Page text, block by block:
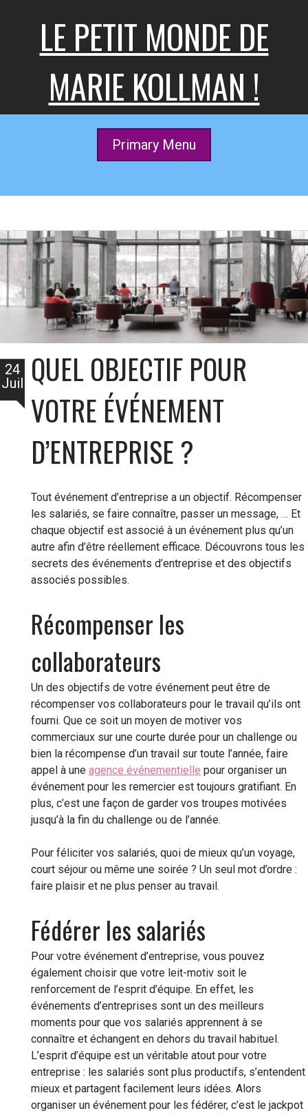
LE PETIT MONDE DE
MARIE KOLLMAN !
Primary Menu
24
Juil QUEL OBJECTIF POUR
VOTRE ÉVÉNEMENT
D’ENTREPRISE ?
Tout événement d’entreprise a un objectif. Récompenser
les salariés, se faire connaître, passer un message, … Et
chaque objectif est associé à un événement plus qu’un
autre afin d’être réellement efficace. Découvrons tous les
secrets des événements d’entreprise et des objectifs
associés possibles.
Récompenser les
collaborateurs
Un des objectifs de votre événement peut être de
récompenser vos collaborateurs pour le travail qu’ils ont
fourni. Que ce soit un moyen de motiver vos
commerciaux sur une courte durée pour un challenge ou
bien la récompense d’un travail sur toute l’année, faire
appel à une agence événementielle pour organiser un
événement pour les remercier est toujours gratifiant. En
plus, c’est une façon de garder vos troupes motivées
jusqu’à la fin du challenge ou de l’année.
Pour féliciter vos salariés, quoi de mieux qu’un voyage,
court séjour ou même une soirée ? Un seul mot d’ordre :
faire plaisir et ne plus penser au travail.
Fédérer les salariés
Pour votre événement d’entreprise, vous pouvez
également choisir que votre leit-motiv soit le
renforcement de l’esprit d’équipe. En effet, les
événements d’entreprises sont un des meilleurs
moments pour que vos salariés apprennent à se
connaître et échangent en dehors du travail habituel.
L’esprit d’équipe est un véritable atout pour votre
entreprise : les salariés sont plus productifs, s’entendent
mieux et partagent facilement leurs idées. Alors
organiser un événement pour les fédérer, c’est le jackpot